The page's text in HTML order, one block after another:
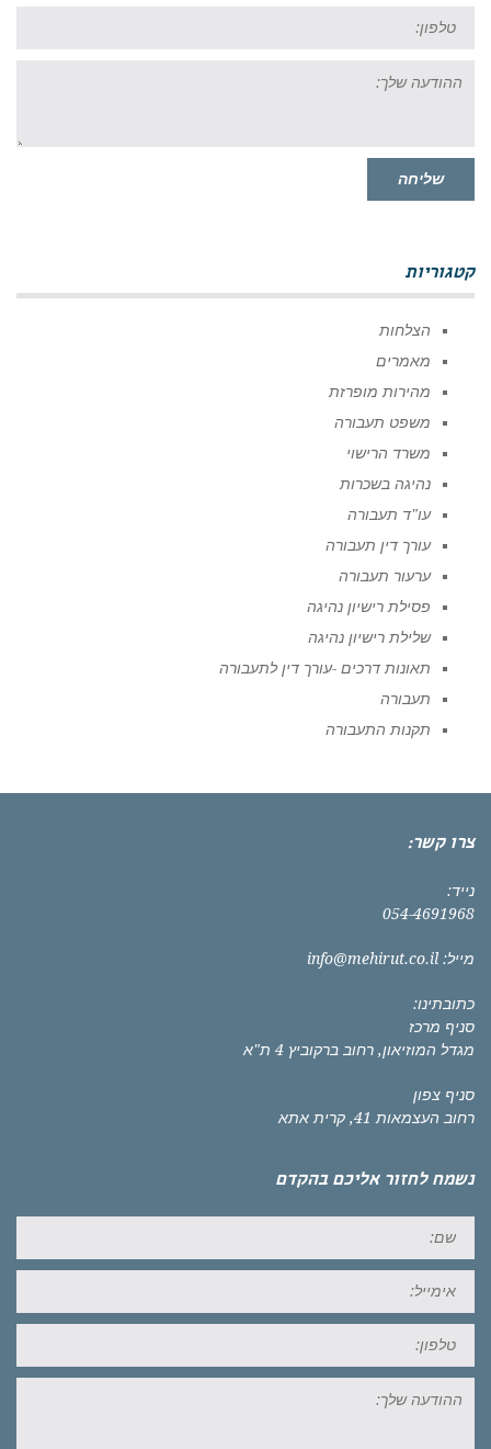
שלך:
שליחה
קטגוריות
הצלחות
מאמרים
מהירות מופרזת
משפט תעבורה
משרד הרישוי
נהיגה בשכרות
עו"ד תעבורה
עורך דין תעבורה
ערעור תעבורה
פסילת רישיון נהיגה
שלילת רישיון נהיגה
תאונות דרכים -עורך דין לתעבורה
תעבורה
תקנות התעבורה
צרו קשר:
נייד:
054-4691968
מייל: info@mehirut.co.il
כתובתינו:
סניף מרכז
מגדל המוזיאון, רחוב ברקוביץ 4 ת"א
סניף צפון
רחוב העצמאות 41, קרית אתא
נשמח לחזור אליכם בהקדם
שלך: